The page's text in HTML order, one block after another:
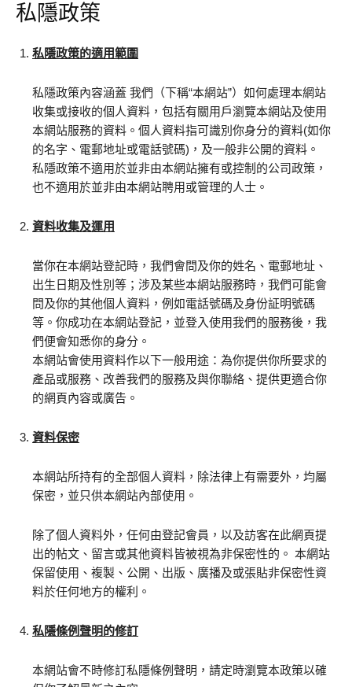
私隱政策
私隱政策的適用範圍
私隱政策內容涵蓋 我們（下稱“本網站”）如何處理本網站
收集或接收的個人資料，包括有關用戶瀏覽本網站及使用
本網站服務的資料。個人資料指可識別你身分的資料(如你
的名字、電郵地址或電話號碼)，及一般非公開的資料。
私隱政策不適用於並非由本網站擁有或控制的公司政策，
也不適用於並非由本網站聘用或管理的人士。
資料收集及運用
當你在本網站登記時，我們會問及你的姓名、電郵地址、
出生日期及性別等；涉及某些本網站服務時，我們可能會
問及你的其他個人資料，例如電話號碼及身份証明號碼
等。你成功在本網站登記，並登入使用我們的服務後，我
們便會知悉你的身分。
本網站會使用資料作以下一般用途：為你提供你所要求的
產品或服務、改善我們的服務及與你聯絡、提供更適合你
的網頁內容或廣告。
資料保密
本網站所持有的全部個人資料，除法律上有需要外，均屬
保密，並只供本網站內部使用。
除了個人資料外，任何由登記會員，以及訪客在此網頁提
出的帖文、留言或其他資料皆被視為非保密性的。 本網站
保留使用、複製、公開、出版、廣播及或張貼非保密性資
料於任何地方的權利。
私隱條例聲明的修訂
本網站會不時修訂私隱條例聲明，請定時瀏覽本政策以確